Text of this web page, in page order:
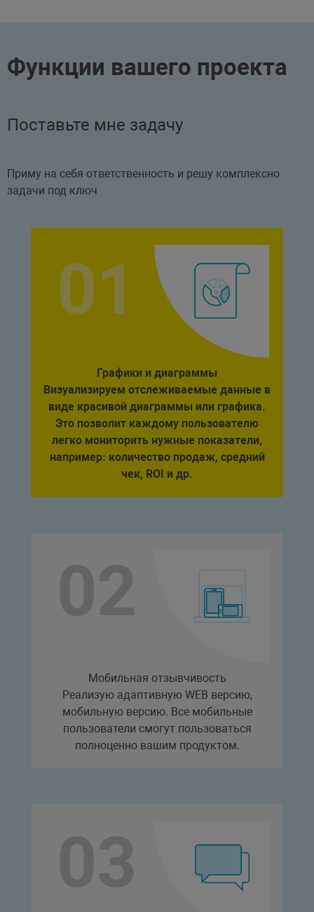
Функции вашего проекта
Поставьте мне задачу
Приму на себя ответственность и решу комплексно
задачи под ключ
Графики и диаграммы
Визуализируем отслеживаемые данные в
виде красивой диаграммы или графика.
Это позволит каждому пользователю
легко мониторить нужные показатели,
например: количество продаж, средний
чек, ROI и др.
Мобильная отзывчивость
Реализую адаптивную WEB версию,
мобильную версию. Все мобильные
пользователи смогут пользоваться
полноценно вашим продуктом.